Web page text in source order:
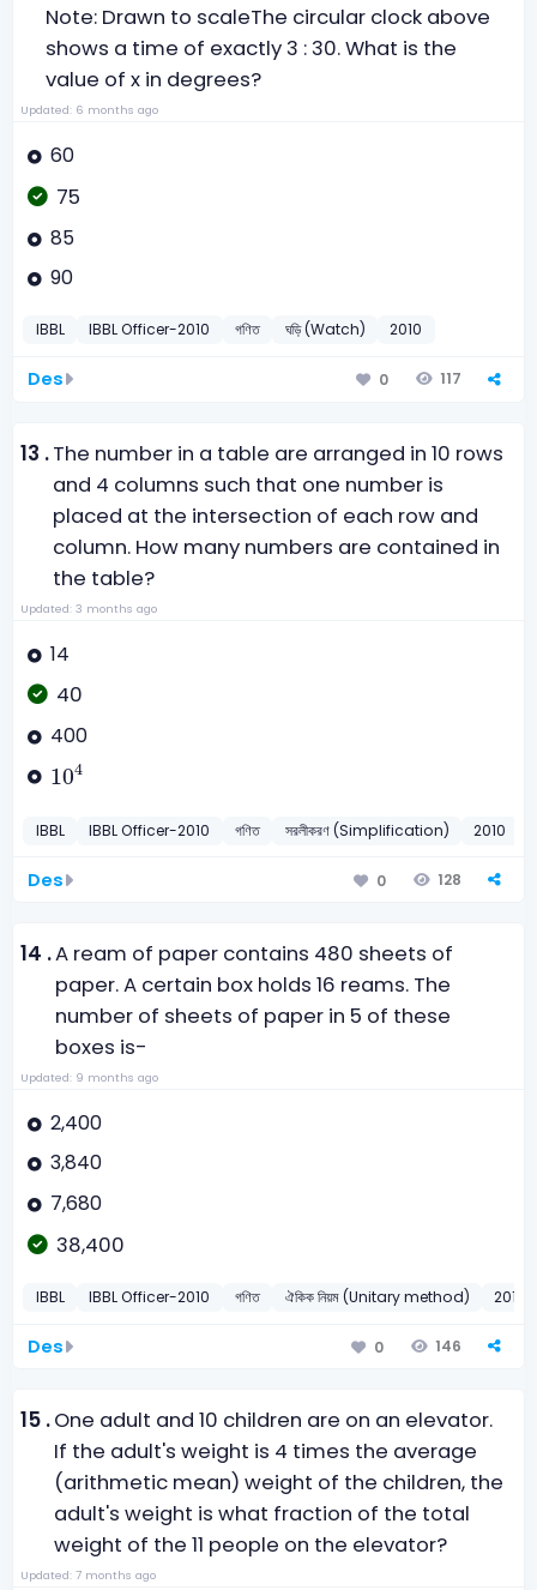
Note: Drawn to scaleThe circular clock above
shows a time of exactly 3 : 30. What is the
value of x in degrees?
Updated: 6 months ago
60
75
85
90
IBBL IBBL Officer-2010 গণিত ঘড়ি (Watch) 2010
Des 0 117
13 .The number in a table are arranged in 10 rows
and 4 columns such that one number is
placed at the intersection of each row and
column. How many numbers are contained in
the table?
Updated: 3 months ago
14
40
400
104
104
IBBL IBBL Officer-2010 গণিত সরলীকরণ (Simplification) 2010
Des 0 128
14 .A ream of paper contains 480 sheets of
paper. A certain box holds 16 reams. The
number of sheets of paper in 5 of these
boxes is-
Updated: 9 months ago
2,400
3,840
7,680
38,400
IBBL IBBL Officer-2010 গণিত ঐকিক নিয়ম (Unitary method) 2010
Des 0 146
15 .One adult and 10 children are on an elevator.
If the adult's weight is 4 times the average
(arithmetic mean) weight of the children, the
adult's weight is what fraction of the total
weight of the 11 people on the elevator?
Updated: 7 months ago